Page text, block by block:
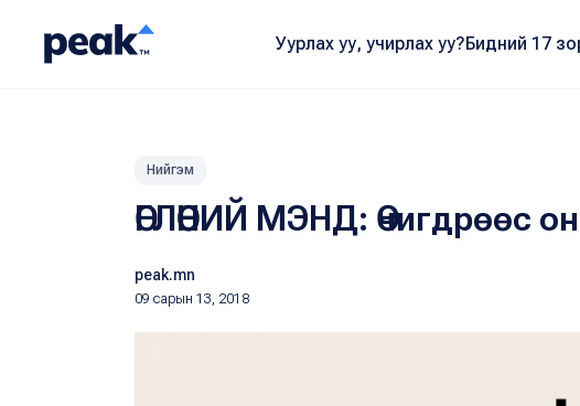
Уурлах уу, учирлах уу?Бидний 17
Нийгэм
ӨГЛӨӨНИЙ МЭНД: Өчигдрөөс
peak.mn
09 сарын 13, 2018